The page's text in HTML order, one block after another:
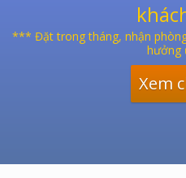
Lịch vạn niên âm dương
*** Đặt trong tháng, nhận
hưởng
Xem